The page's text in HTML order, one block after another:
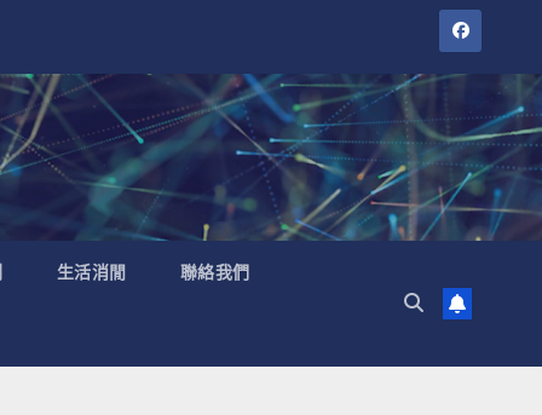
生活消閒 聯絡我們